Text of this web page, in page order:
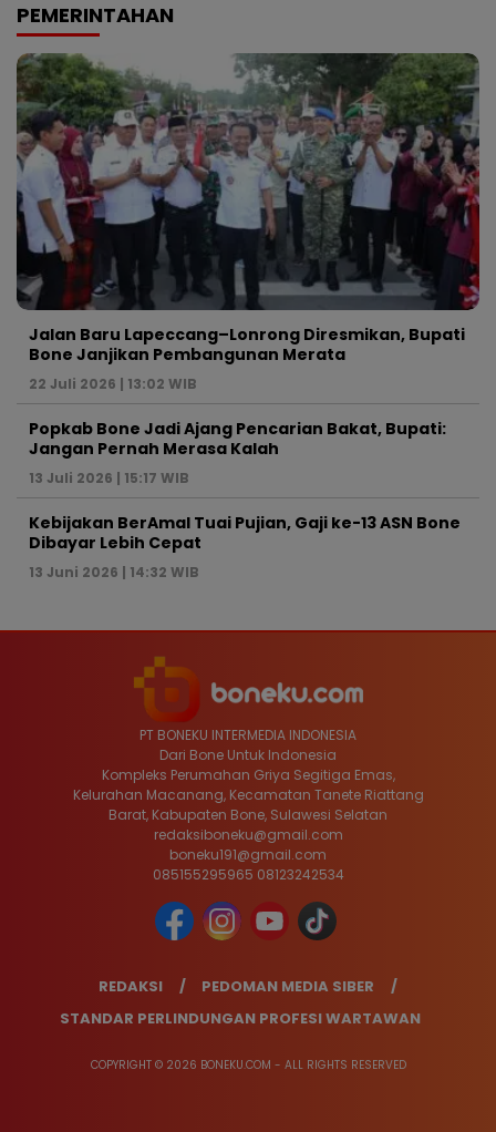
PEMERINTAHAN
Jalan Baru Lapeccang–Lonrong Diresmikan, Bupati
Bone Janjikan Pembangunan Merata
22 Juli 2026 | 13:02 WIB
Popkab Bone Jadi Ajang Pencarian Bakat, Bupati:
Jangan Pernah Merasa Kalah
13 Juli 2026 | 15:17 WIB
Kebijakan BerAmal Tuai Pujian, Gaji ke-13 ASN Bone
Dibayar Lebih Cepat
13 Juni 2026 | 14:32 WIB
PT BONEKU INTERMEDIA INDONESIA
Dari Bone Untuk Indonesia
Kompleks Perumahan Griya Segitiga Emas,
Kelurahan Macanang, Kecamatan Tanete Riattang
Barat, Kabupaten Bone, Sulawesi Selatan
redaksiboneku@gmail.com
boneku191@gmail.com
085155295965 08123242534
REDAKSI
PEDOMAN MEDIA SIBER
STANDAR PERLINDUNGAN PROFESI WARTAWAN
COPYRIGHT © 2026 BONEKU.COM - ALL RIGHTS RESERVED